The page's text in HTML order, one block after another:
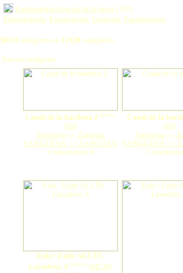
Espeleología/ciencias de la tierra (397)
Paleontología, Espeleología, Geología, Espeleotemas
50731 imágenes en 12329 categorías.
Nuevas imágenes
Canal de la bardena 2 nuevo
(JIJ)
Sangüesa <> Zangoza
SANGÜESA <> ZANGOZA
Comentarios: 0
Canal de la
(JIJ)
Sangüesa <>
SANGÜESA <>
Eulz / Eultz ALLÍN.
Lavadero. 6 nuevo (MCM)